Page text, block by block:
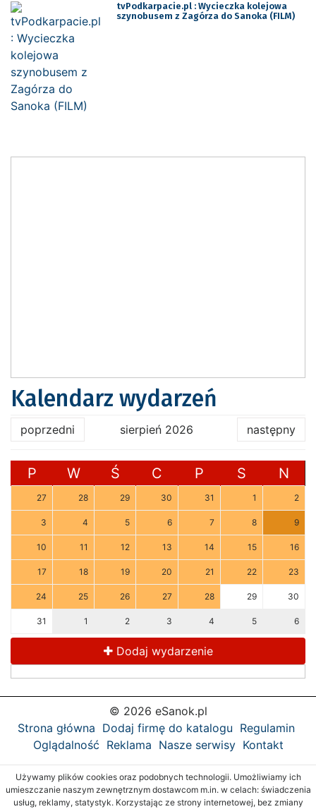
tvPodkarpacie.pl : Wycieczka kolejowa
szynobusem z Zagórza do Sanoka (FILM)
Kalendarz wydarzeń
poprzedni sierpień 2026 następny
P W Ś C P S N
27 28 29 30 31 1 2
3 4 5 6 7 8 9
10 11 12 13 14 15 16
17 18 19 20 21 22 23
24 25 26 27 28 29 30
31 1 2 3 4 5 6
Dodaj wydarzenie
© 2026 eSanok.pl
Strona główna Dodaj firmę do katalogu Regulamin
Oglądalność Reklama Nasze serwisy Kontakt
Używamy plików cookies oraz podobnych technologii. Umożliwiamy ich
umieszczanie naszym zewnętrznym dostawcom m.in. w celach: świadczenia
usług, reklamy, statystyk. Korzystając ze strony internetowej, bez zmiany